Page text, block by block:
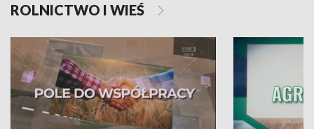
ROLNICTWO I WIEŚ